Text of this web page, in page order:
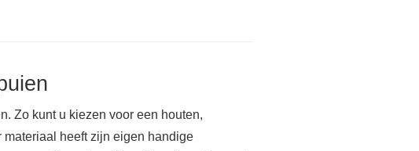
Zo kunt u kiezen voor een houten,
materiaal heeft zijn eigen handige